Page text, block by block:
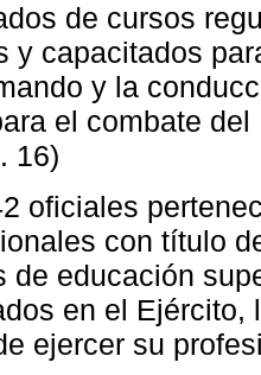
de cursos
y capacitados
y la
el combate
16)
oficiales
con título
de educación
en el Ejército,
ejercer su